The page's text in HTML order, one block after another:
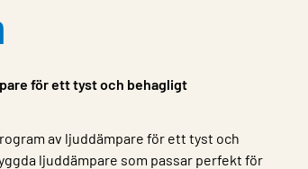
för ett tyst och behagligt
av ljuddämpare för ett tyst och
ljuddämpare som passar perfekt för